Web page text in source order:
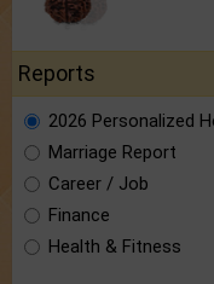
Reports
2026 Personalized
Marriage Report
Career / Job
Finance
Health & Fitness